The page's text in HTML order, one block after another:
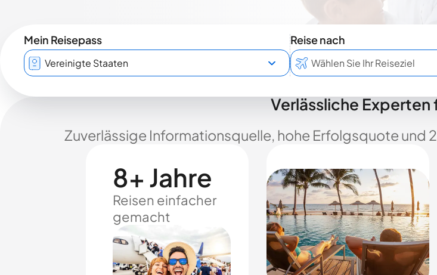
Mein Reisepass
Reise nach
Verlässliche Experten
Zuverlässige Informationsquelle, hohe Erfolgsquote und
8+ Jahre
Reisen einfacher
gemacht